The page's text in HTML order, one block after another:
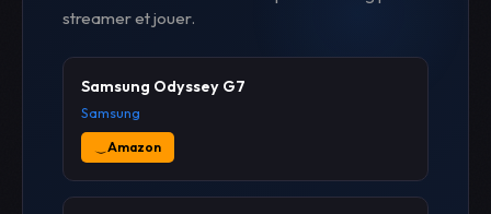
streamer et jouer.
Samsung Odyssey G7
Samsung
Amazon